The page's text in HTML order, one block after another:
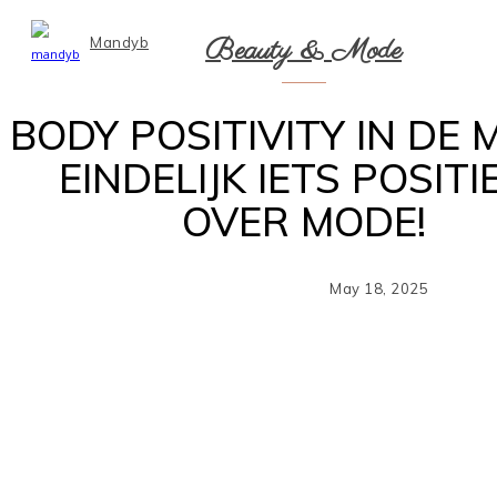
Mandyb Beauty & Mode
BODY POSITIVITY IN DE
EINDELIJK IETS
OVER MODE!
May 18, 2025